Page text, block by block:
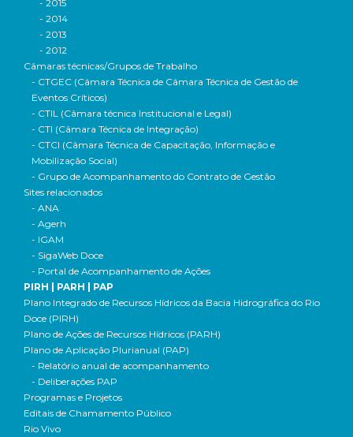
- 2015
- 2014
- 2013
- 2012
Câmaras técnicas/Grupos de Trabalho
- CTGEC (Câmara Técnica de Câmara Técnica de Gestão de
Eventos Críticos)
- CTIL (Câmara técnica Institucional e Legal)
- CTI (Câmara Técnica de Integração)
- CTCI (Câmara Técnica de Capacitação, Informação e
Mobilização Social)
- Grupo de Acompanhamento do Contrato de Gestão
Sites relacionados
- ANA
- Agerh
- IGAM
- SigaWeb Doce
- Portal de Acompanhamento de Ações
PIRH | PARH | PAP
Plano Integrado de Recursos Hídricos da Bacia Hidrográfica do Rio
Doce (PIRH)
Plano de Ações de Recursos Hídricos (PARH)
Plano de Aplicação Plurianual (PAP)
- Relatório anual de acompanhamento
- Deliberações PAP
Programas e Projetos
Editais de Chamamento Público
Rio Vivo